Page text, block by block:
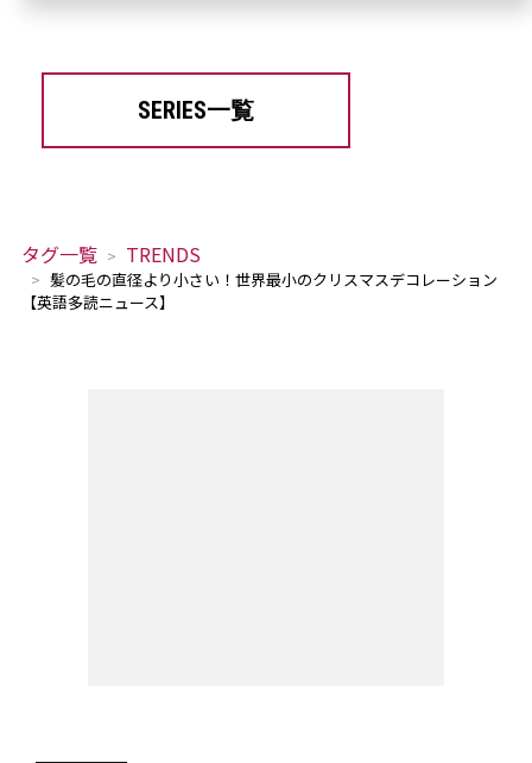
SERIES一覧
タグ一覧 TRENDS
髪の毛の直径より小さい！世界最小のクリスマスデコレーション
【英語多読ニュース】